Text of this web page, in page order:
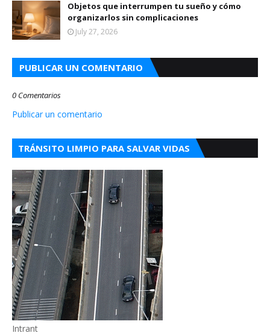
Objetos que interrumpen tu sueño y cómo
organizarlos sin complicaciones
July 27, 2026
PUBLICAR UN COMENTARIO
0 Comentarios
Publicar un comentario
TRÁNSITO LIMPIO PARA SALVAR VIDAS
Intrant